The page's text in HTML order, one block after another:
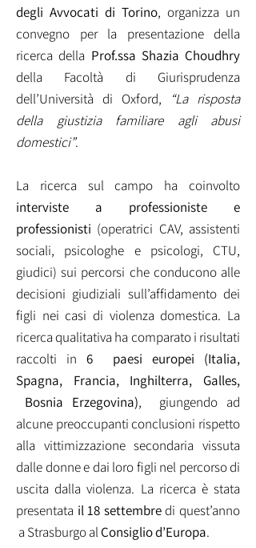
degli Avvocati di Torino, organizza un
convegno per la presentazione della
ricerca della Prof.ssa Shazia Choudhry
della Facoltà di Giurisprudenza
dell’Università di Oxford,
“La risposta
della giustizia familiare agli abusi
domestici”.
La ricerca sul campo ha coinvolto
interviste a professioniste e
professionisti (operatrici CAV, assistenti
sociali, psicologhe e psicologi, CTU,
giudici) sui percorsi che conducono alle
decisioni giudiziali sull’affidamento dei
figli nei casi di violenza domestica. La
ricerca qualitativa ha comparato i risultati
raccolti in6 paesi europei (Italia,
Spagna, Francia, Inghilterra, Galles,
Bosnia Erzegovina), giungendo ad
alcune preoccupanti conclusioni rispetto
alla vittimizzazione secondaria vissuta
dalle donne e dai loro figli nel percorso di
uscita dalla violenza. La ricerca è stata
presentata il 18 settembredi quest’anno
a Strasburgo al Consiglio d’Europa.